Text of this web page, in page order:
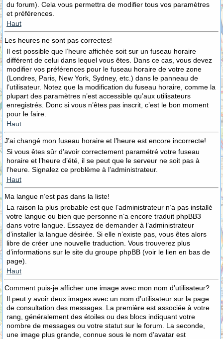
du forum). Cela vous permettra de modifier tous vos paramètres
et préférences.
Haut
Les heures ne sont pas correctes!
Il est possible que l’heure affichée soit sur un fuseau horaire
différent de celui dans lequel vous êtes. Dans ce cas, vous devez
modifier vos préférences pour le fuseau horaire de votre zone
(Londres, Paris, New York, Sydney, etc.) dans le panneau de
l’utilisateur. Notez que la modification du fuseau horaire, comme la
plupart des paramètres n’est accessible qu’aux utilisateurs
enregistrés. Donc si vous n’êtes pas inscrit, c’est le bon moment
pour le faire.
Haut
J’ai changé mon fuseau horaire et l’heure est encore incorrecte!
Si vous êtes sûr d’avoir correctement paramétré votre fuseau
horaire et l’heure d’été, il se peut que le serveur ne soit pas à
l’heure. Signalez ce problème à l’administrateur.
Haut
Ma langue n’est pas dans la liste!
La raison la plus probable est que l’administrateur n’a pas installé
votre langue ou bien que personne n’a encore traduit phpBB3
dans votre langue. Essayez de demander à l’administrateur
d’installer la langue désirée. Si elle n’existe pas, vous êtes alors
libre de créer une nouvelle traduction. Vous trouverez plus
d’informations sur le site du groupe phpBB (voir le lien en bas de
page).
Haut
Comment puis-je afficher une image avec mon nom d’utilisateur?
Il peut y avoir deux images avec un nom d’utilisateur sur la page
de consultation des messages. La première est associée à votre
rang, généralement des étoiles ou des blocs indiquant votre
nombre de messages ou votre statut sur le forum. La seconde,
une image plus grande, connue sous le nom d’avatar est